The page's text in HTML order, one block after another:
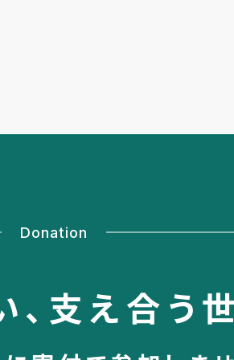
Donation
支え合う